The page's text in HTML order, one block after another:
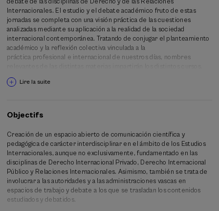
Internacionales. El estudio y el debate académico fruto de estas
jornadas se completa con una visión práctica de las cuestiones
analizadas mediante su aplicación a la realidad de la sociedad
internacional contemporánea. Tratando de conjugar el planteamiento
académico y la reflexión colectiva vinculada a la
práctica profesional e internacional de nuestros días, nombres
Lire la suite
Objectifs
Creación de un espacio abierto de comunicación científica y
pedagógica de carácter interdisciplinar en el ámbito de los Estudios
Internacionales, aunque no exclusivamente, fundamentado en las
disciplinas de Derecho Internacional Privado, Derecho Internacional
Público y Relaciones Internacionales. Asimismo, también se trata de
involucrar a las autoridades y a las administraciones vascas en
espacios de trabajo y debate a los que se trasladan los contenidos
estudiados y debatidos.